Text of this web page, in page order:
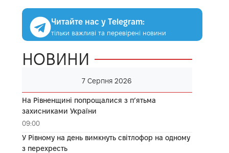
Читайте нас у Telegram:
тільки важливі та перевірені новини
НОВИНИ
7 Серпня 2026
На Рівненщині попрощалися з п’ятьма
захисниками України
09:00
У Рівному на день вимкнуть світлофор на одному
з перехресть